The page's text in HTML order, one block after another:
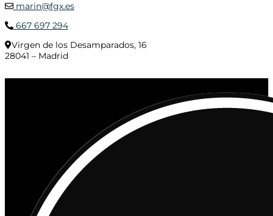
marin@fgx.es
667 697 294
Virgen de los Desamparados, 16
28041 – Madrid